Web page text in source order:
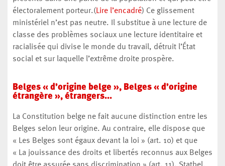
électoralement porteur.(Lire l’encadré) Ce glissement
ministériel n’est pas neutre. Il substitue à une lecture de
classe des problèmes sociaux une lecture identitaire et
racialisée qui divise le monde du travail, détruit l’État
social et sur laquelle l’extrême droite prospère.
Belges « d’origine belge », Belges « d’origine
étrangère », étrangers...
La Constitution belge ne fait aucune distinction entre les
Belges selon leur origine. Au contraire, elle dispose que
« Les Belges sont égaux devant la loi » (art. 10) et que
« La jouissance des droits et libertés reconnus aux Belges